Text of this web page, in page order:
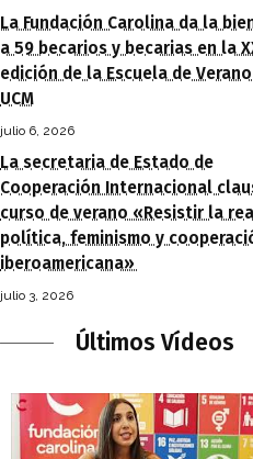
La Fundación Carolina da la
a 59 becarios y becarias en la
edición de la Escuela de
UCM
julio 6, 2026
La secretaria de Estado de
Cooperación Internacional
curso de verano «Resistir la
política, feminismo y
iberoamericana»
julio 3, 2026
Últimos Vídeos